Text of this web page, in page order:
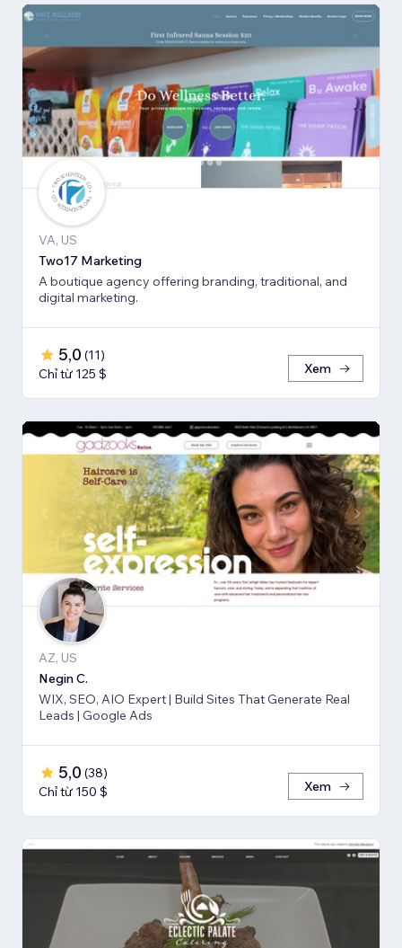
VA, US
Two17 Marketing
A boutique agency offering branding, traditional, and
digital marketing.
5,0 (11)
Chỉ từ 125 $
Xem
AZ, US
Negin C.
WIX, SEO, AIO Expert | Build Sites That Generate Real
Leads | Google Ads
5,0 (38)
Chỉ từ 150 $
Xem